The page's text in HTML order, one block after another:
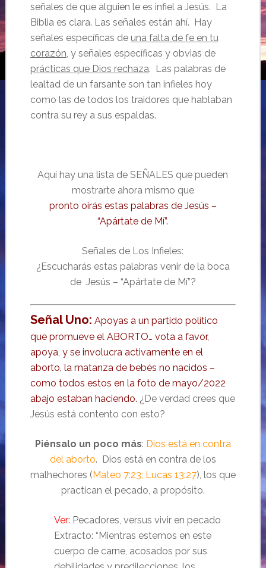
señales de que alguien le es infiel a Jesús. La
Biblia es clara. Las señales están ahí. Hay
señales específicas de una falta de fe en tu
corazón , y señales específicas y obvias de
prácticas que Dios rechaza. Las palabras de
lealtad de un farsante son tan infieles hoy
como las de todos los traidores que hablaban
contra su rey a sus espaldas.
Aquí hay una lista de SEÑALES que pueden
mostrarte ahora mismo que
pronto oirás estas palabras de Jesús –
“Apártate de Mí”.
Señales de Los Infieles:
¿Escucharás estas palabras venir de la boca
de Jesús – “Apártate de Mí”?
Señal Uno: Apoyas a un partido político
que promueve el ABORTO… vota a favor,
apoya, y se involucra activamente en el
aborto, la matanza de bebés no nacidos –
como todos estos en la foto de mayo/2022
abajo estaban haciendo. ¿De verdad crees que
Jesús está contento con esto?
Piénsalo un poco más: Dios está en contra
del aborto. Dios está en contra de los
malhechores (Mateo 7:23; Lucas 13:27), los que
practican el pecado, a propósito.
Ver: Pecadores, versus vivir en pecado
Extracto: “Mientras estemos en este
cuerpo de carne, acosados por sus